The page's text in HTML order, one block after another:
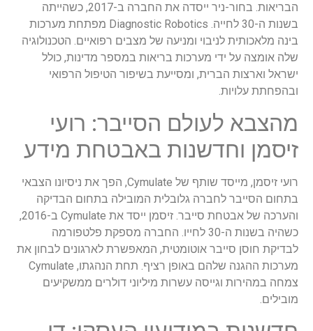
הבריאות. בחור-ניר ייסדה את החברה ב-2017, כשהייתה
בשנות ה-30 לחייה. Diagnostic Robotics מפתחת מערכות
בינה מלאכותית לניבוי ומניעה של מצבים רפואיים. הטכנולוגיה
שלה אומצה על ידי מערכות בריאות במספר מדינות, כולל
ישראל וארצות הברית, ומסייעת בשיפור הטיפול הרפואי
ובהפחתת עלויות.
מהצבא לעולם הסייבר: רועי
זיסמן וחדשנות באבטחת מידע
רועי זיסמן, מייסד שותף של Cymulate, הפך את ניסיונו הצבאי
בתחום הסייבר לחברה גלובלית המובילה בתחום הבדיקה
והערכה של אבטחת סייבר. זיסמן ייסד את Cymulate ב-2016,
כשהיה בשנות ה-30 לחייו. החברה מספקת פלטפורמה
לבדיקת חוסן סייבר אוטומטית, המאפשרת לארגונים לבחון את
מערכות ההגנה שלהם באופן רציף. תחת הנהגתו, Cymulate
צמחה במהירות וגייסה עשרות מיליוני דולרים ממשקיעים
מובילים.